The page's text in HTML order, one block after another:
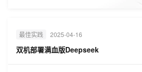
最佳实践 2025-04-16
双机部署满血版Deepseek